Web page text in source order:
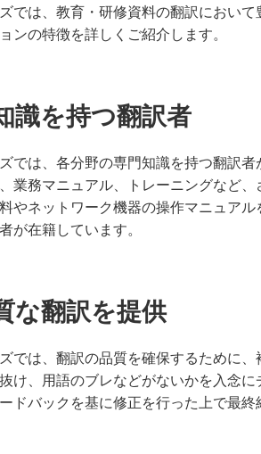
では、教育・研修資料の翻訳におい
ンの特徴を詳しくご紹介します。
識を持つ翻訳者
では、各分野の専門知識を持つ翻訳
業務マニュアル、トレーニングなど
やネットワーク機器の操作マニュア
が在籍しています。
な翻訳を提供
では、翻訳の品質を確保するために
け、用語のブレなどがないかを入念
ドバックを基に修正を行った上で最終